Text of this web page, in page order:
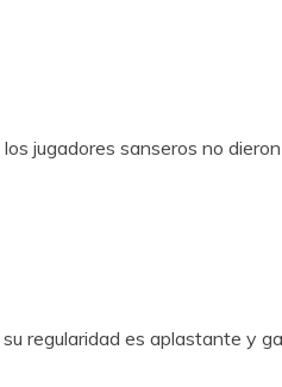
jugadores sanseros no
regularidad es aplastante y